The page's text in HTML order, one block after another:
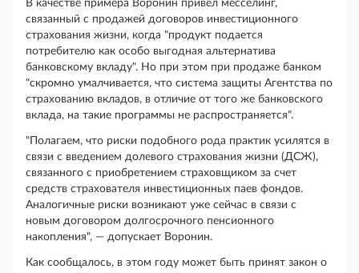
В качестве примера Воронин привел месселинг,
связанный с продажей договоров инвестиционного
страхования жизни, когда "продукт подается
потребителю как особо выгодная альтернатива
банковскому вкладу". Но при этом при продаже банком
"скромно умалчивается, что система защиты Агентства по
страхованию вкладов, в отличие от того же банковского
вклада, на такие программы не распространяется".
"Полагаем, что риски подобного рода практик усилятся в
связи с введением долевого страхования жизни (ДСЖ),
связанного с приобретением страховщиком за счет
средств страхователя инвестиционных паев фондов.
Аналогичные риски возникают уже сейчас в связи с
новым договором долгосрочного пенсионного
накопления", — допускает Воронин.
Как сообщалось, в этом году может быть принят закон о